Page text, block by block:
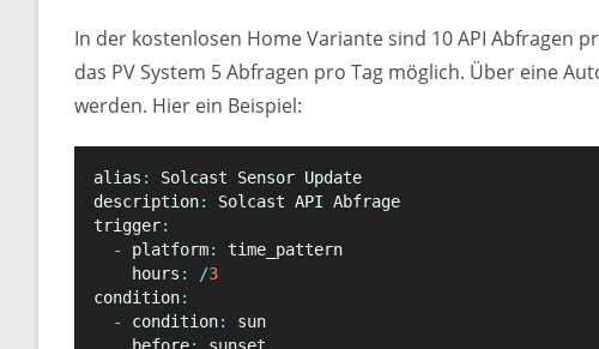
In der kostenlosen Home Variante sind 10 API Abfragen
das PV System 5 Abfragen pro Tag möglich. Über eine
werden. Hier ein Beispiel:
alias :
Solcast Sensor Update
description:
Solcast API Abfrage
trigger:
-
platform:
time_pattern
    hours
: /3
condition:
-
condition:
sun